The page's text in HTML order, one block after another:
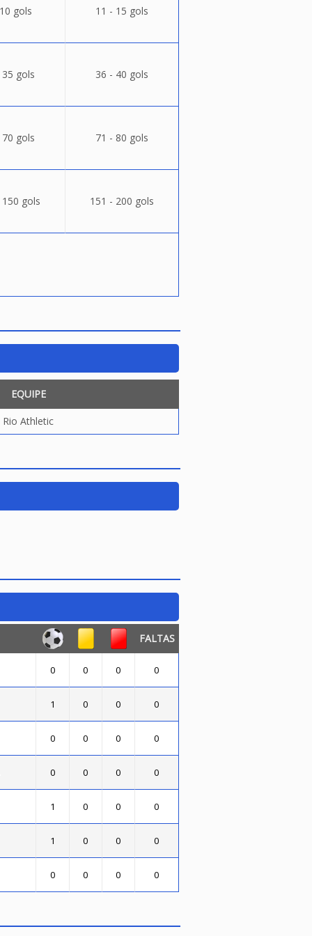
gols 11 - 15 gols
gols 36 - 40 gols
gols 71 - 80 gols
gols 151 - 200 gols
EQUIPE
Rio Athletic
FALTAS
0 0 0 0
1 0 0 0
0 0 0 0
0 0 0 0
1 0 0 0
1 0 0 0
0 0 0 0